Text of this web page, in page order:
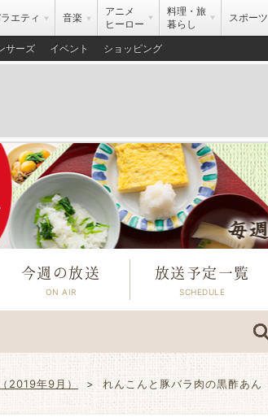
エティ 音楽
アニメ
ヒーロー
料理・旅
暮らし
スポーツ
サーズ イベント ショッピング
今週の放送 放送予定一覧
2019年9月） れんこんと豚バラ肉の黒酢あん